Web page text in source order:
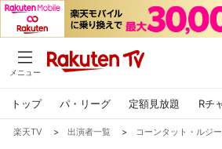
メニュー
トップ パ・リーグ 定額見放題 Rチ
楽天TV > 出演者一覧 > コーンタット・ルジ